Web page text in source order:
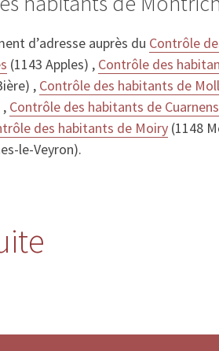
d’adresse auprès du Contrôle
(1143 Apples) , Contrôle des
, Contrôle des habitants de
, Contrôle des habitants de Cuarnens
des habitants de Moiry (1148
le-Veyron).